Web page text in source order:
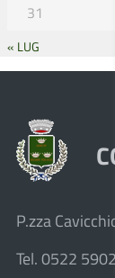
31
« LUG
P.zza
Tel. 0522